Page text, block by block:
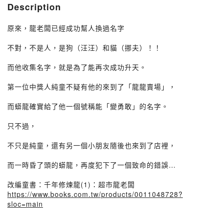
Description
原來，龍老闆已經成功幫人換過名字
不對，不是人，是狗（汪汪）和貓（挪夫）！！
而他收集名字，就是為了能再次成功升天。
第一位中獎人純童不疑有他的來到了「龍龍賣場」，
而蟒龍確實給了他一個號稱能「變勇敢」的名字。
只不過，
不只是純童，還有另一個小朋友隨後也來到了店裡，
而一時昏了頭的蟒龍，再度犯下了一個致命的錯誤…
改編童書：千年修煉龍(1)：超市龍老闆
https://www.books.com.tw/products/0011048728?
sloc=main